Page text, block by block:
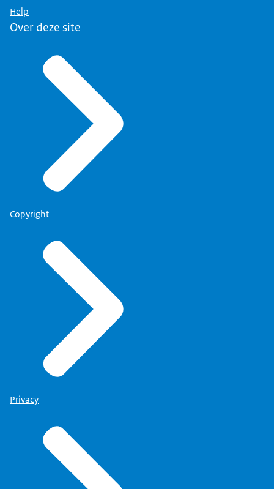
Help
Over deze site
Copyright
Privacy